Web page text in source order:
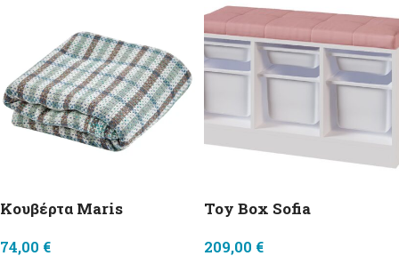
Κουβέρτα Maris
74,00 €
Toy Box Sofia
209,00 €